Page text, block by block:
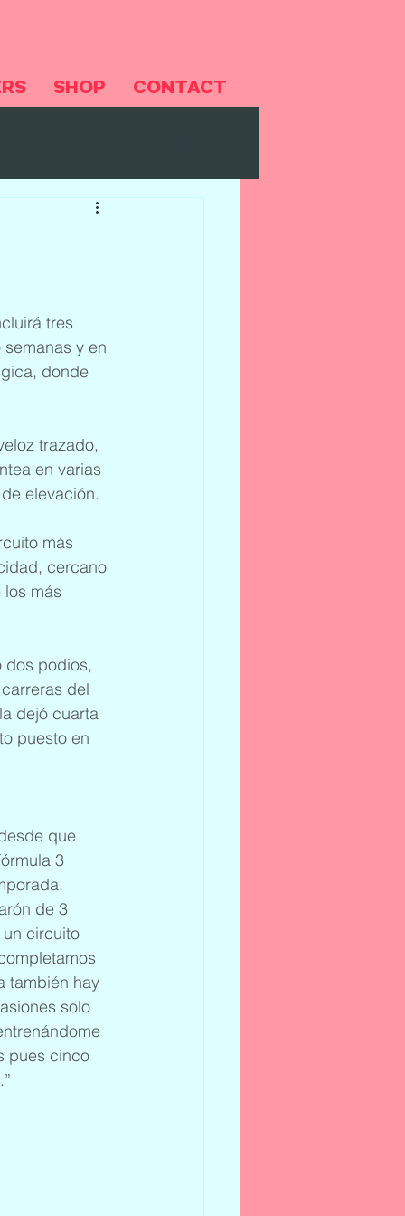
SHOP CONTACT
tres
y en
donde
trazado,
en varias
elevación.
más
cercano
los más
dos podios,
del
dejó cuarta
puesto en
que
3
de 3
circuito
también hay
solo
pues cinco